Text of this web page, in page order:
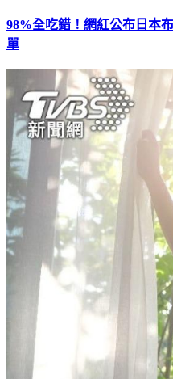
98%全吃錯！網紅公布日本
單